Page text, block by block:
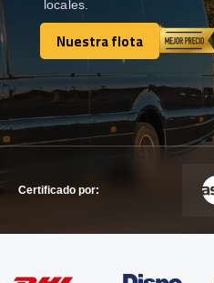
RECORRIDAS
locales.
Nuestra flota
Nuestra flota
Certificado por: